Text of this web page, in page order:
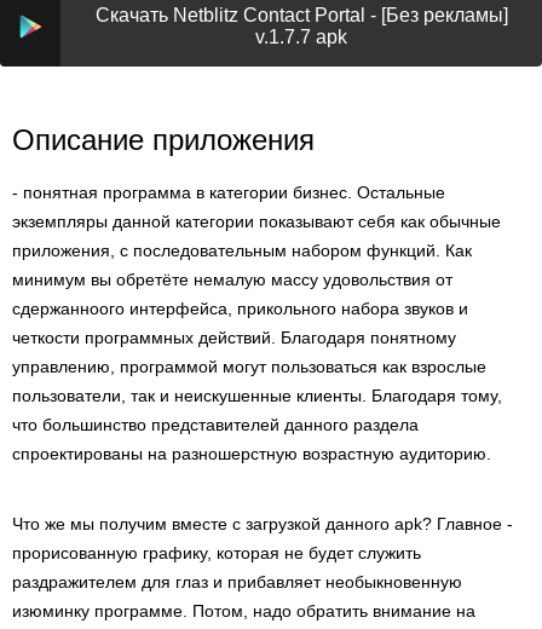
Скачать Netblitz Contact Portal - [Без рекламы]
v.1.7.7 apk
Описание приложения
- понятная программа в категории бизнес. Остальные
экземпляры данной категории показывают себя как обычные
приложения, с последовательным набором функций. Как
минимум вы обретёте немалую массу удовольствия от
сдержанноого интерфейса, прикольного набора звуков и
четкости программных действий. Благодаря понятному
управлению, программой могут пользоваться как взрослые
пользователи, так и неискушенные клиенты. Благодаря тому,
что большинство представителей данного раздела
спроектированы на разношерстную возрастную аудиторию.
Что же мы получим вместе с загрузкой данного apk? Главное -
прорисованную графику, которая не будет служить
раздражителем для глаз и прибавляет необыкновенную
изюминку программе. Потом, надо обратить внимание на